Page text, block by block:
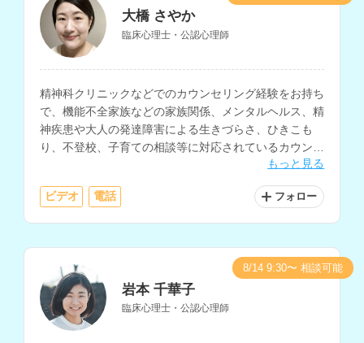
大橋 さやか
臨床心理士・公認心理師
精神科クリニックなどでのカウンセリング経験をお持ち
で、機能不全家族などの家族関係、メンタルヘルス、精
神疾患や大人の発達障害による生きづらさ、ひきこも
り、不登校、子育ての相談等に対応されているカウンセ
もっと見る
ビデオ 電話 フォロー
岩本 千華子
臨床心理士・公認心理師
8/14 9:30〜 相談可能